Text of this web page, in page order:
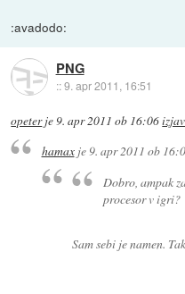
:avadodo:
PNG
::9. apr 2011, 16:51
opeterje9. apr 2011 ob 16:06
hamaxje9. apr 2011 ob
Dobro, ampak
procesor v igri?
Sam sebi je namen.